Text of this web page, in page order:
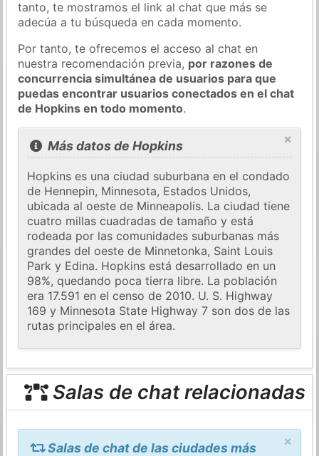
tanto, te mostramos el link al chat que más se
adecúa a tu búsqueda en cada momento.
Por tanto, te ofrecemos el acceso al chat en
nuestra recomendación previa, por razones de
concurrencia simultánea de usuarios para que
puedas encontrar usuarios conectados en el chat
de Hopkins en todo momento.
×
Más datos de Hopkins
Hopkins es una ciudad suburbana en el condado
de Hennepin, Minnesota, Estados Unidos,
ubicada al oeste de Minneapolis. La ciudad tiene
cuatro millas cuadradas de tamaño y está
rodeada por las comunidades suburbanas más
grandes del oeste de Minnetonka, Saint Louis
Park y Edina. Hopkins está desarrollado en un
98%, quedando poca tierra libre. La población
era 17.591 en el censo de 2010. U. S. Highway
169 y Minnesota State Highway 7 son dos de las
rutas principales en el área.
Salas de chat relacionadas
×
Salas de chat de las ciudades más